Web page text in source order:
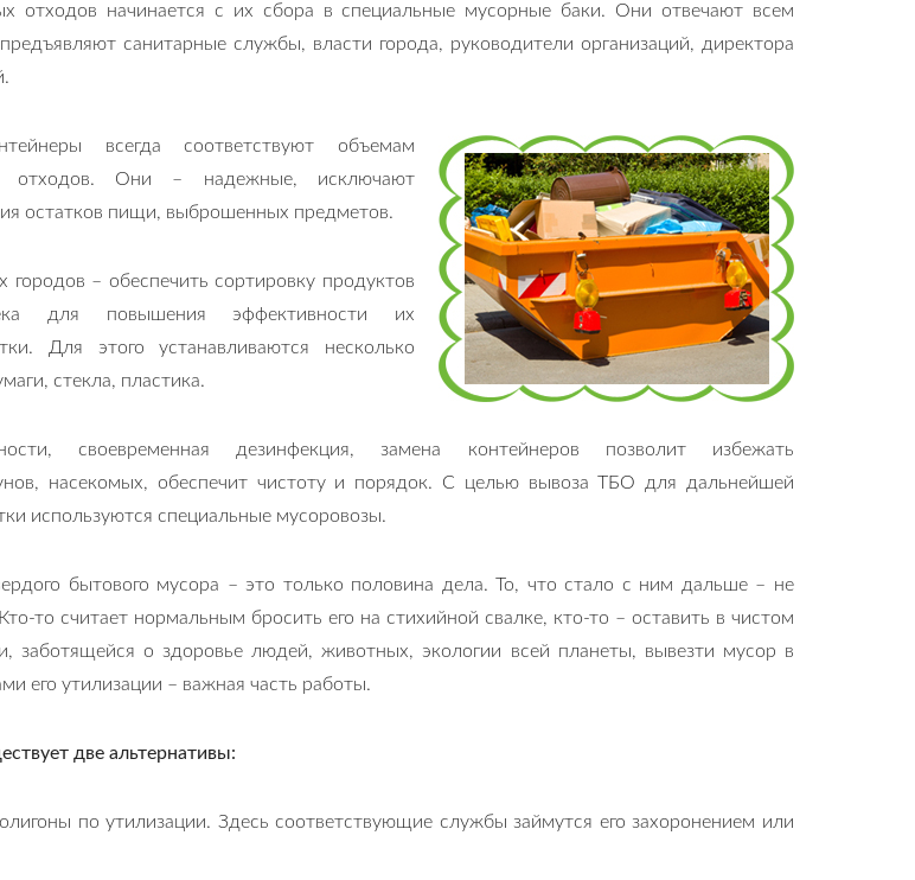
отходов начинается с их сбора в специальные мусорные баки. Они отвечают всем
санитарные службы, власти города, руководители организаций, директора
всегда соответствуют объемам
отходов. Они – надежные, исключают
остатков пищи, выброшенных предметов.
городов – обеспечить сортировку продуктов
для повышения эффективности их
Для этого устанавливаются несколько
стекла, пластика.
своевременная дезинфекция, замена контейнеров позволит избежать
насекомых, обеспечит чистоту и порядок. С целью вывоза ТБО для дальнейшей
используются специальные мусоровозы.
бытового мусора – это только половина дела. То, что стало с ним дальше – не
то считает нормальным бросить его на стихийной свалке, кто-то – оставить в чистом
заботящейся о здоровье людей, животных, экологии всей планеты, вывезти мусор в
его утилизации – важная часть работы.
две альтернативы:
по утилизации. Здесь соответствующие службы займутся его захоронением или